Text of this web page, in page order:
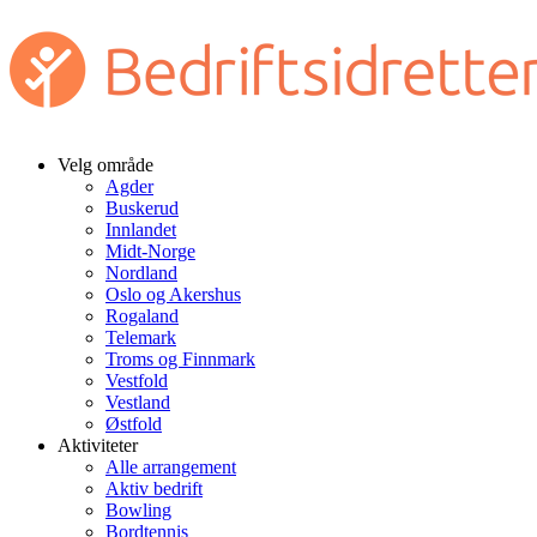
Velg område
Agder
Buskerud
Innlandet
Midt-Norge
Nordland
Oslo og Akershus
Rogaland
Telemark
Troms og Finnmark
Vestfold
Vestland
Østfold
Aktiviteter
Alle arrangement
Aktiv bedrift
Bowling
Bordtennis